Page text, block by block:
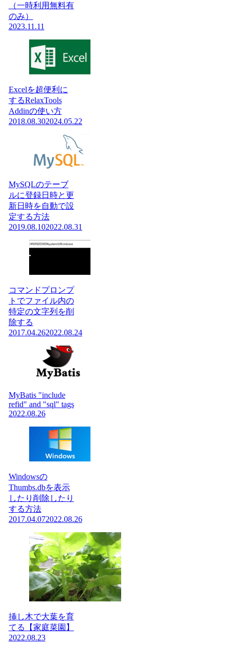
（一時利用無料有
のみ）
2023.11.11
Excelを超便利に
するRelaxTools
Addinの使い方
2018.08.302024.05.22
MySQLのテーブ
ルに登録日時と更
新日時を自動で設
定する方法
2019.08.102022.08.31
コマンドプロンプ
トでファイル内の
特定の文字列を削
除する
2017.04.262022.08.24
MyBatis "include
refid" and "sql" tags
2022.08.26
Windowsの
Thumbs.dbを表示
したり削除したり
する方法
2017.04.072022.08.26
挿し木で大葉を育
てる【家庭菜園】
2022.08.23